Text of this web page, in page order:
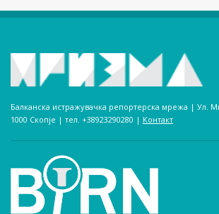
Балканска истражувачка репортерска мрежа | Ул.
1000 Скопје | тел. +38923290280­ | Контакт